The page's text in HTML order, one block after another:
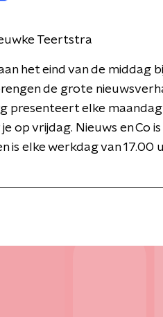
Teertstra
aan het eind van de middag
de grote
presenteert elke
op vrijdag. Nieuws en Co
is elke werkdag van